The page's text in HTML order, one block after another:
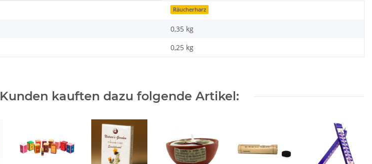
Räucherharz
0,35 kg
0,25 kg
Kunden kauften dazu folgende Artikel: